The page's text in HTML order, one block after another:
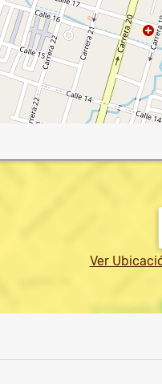
Ver